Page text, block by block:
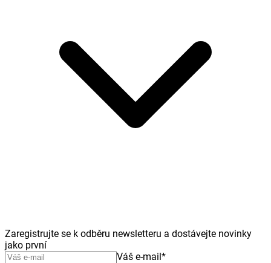
Zaregistrujte se k odběru newsletteru a dostávejte novinky
jako první
Váš e-mail*